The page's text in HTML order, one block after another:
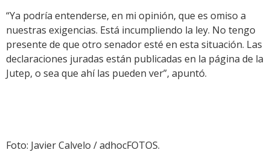
“Ya podría entenderse, en mi opinión, que es omiso a
nuestras exigencias. Está incumpliendo la ley. No tengo
presente de que otro senador esté en esta situación. Las
declaraciones juradas están publicadas en la página de la
Jutep, o sea que ahí las pueden ver”, apuntó.
Foto: Javier Calvelo / adhocFOTOS.